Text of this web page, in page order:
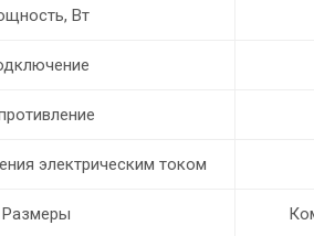
Вт
электрическим током
Размеры